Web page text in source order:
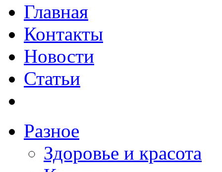
Главная
Контакты
Новости
Статьи
Разное
Здоровье и красота